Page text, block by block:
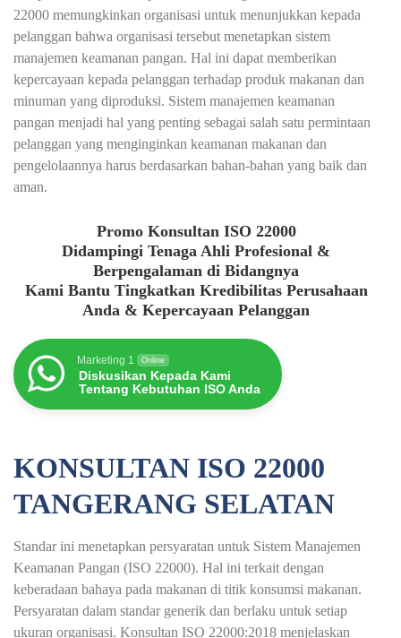
22000 memungkinkan organisasi untuk menunjukkan kepada
pelanggan bahwa organisasi tersebut menetapkan sistem
manajemen keamanan pangan. Hal ini dapat memberikan
kepercayaan kepada pelanggan terhadap produk makanan dan
minuman yang diproduksi. Sistem manajemen keamanan
pangan menjadi hal yang penting sebagai salah satu permintaan
pelanggan yang menginginkan keamanan makanan dan
pengelolaannya harus berdasarkan bahan-bahan yang baik dan
aman.
Promo Konsultan ISO 22000
Didampingi Tenaga Ahli Profesional &
Berpengalaman di Bidangnya
Kami Bantu Tingkatkan Kredibilitas Perusahaan
Anda & Kepercayaan Pelanggan
Marketing 1 Online
Diskusikan Kepada Kami
Tentang Kebutuhan ISO Anda
KONSULTAN ISO 22000
TANGERANG SELATAN
Standar ini menetapkan persyaratan untuk Sistem Manajemen
Keamanan Pangan (ISO 22000). Hal ini terkait dengan
keberadaan bahaya pada makanan di titik konsumsi makanan.
Persyaratan dalam standar generik dan berlaku untuk setiap
ukuran organisasi. Konsultan ISO 22000:2018 menjelaskan